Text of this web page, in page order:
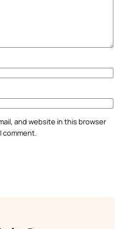
and website in this browser
comment.